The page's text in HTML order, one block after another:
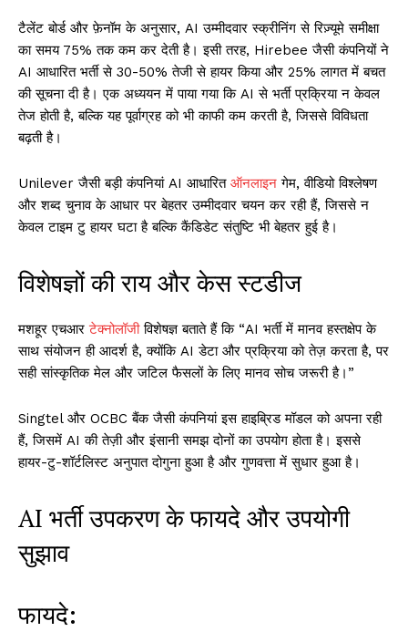
टैलेंट बोर्ड और फ़ेनॉम के अनुसार, AI उम्मीदवार स्क्रीनिंग से रिज़्यूमे समीक्षा
का समय 75% तक कम कर देती है। इसी तरह, Hirebee जैसी कंपनियों ने
AI आधारित भर्ती से 30-50% तेजी से हायर किया और 25% लागत में बचत
की सूचना दी है। एक अध्ययन में पाया गया कि AI से भर्ती प्रक्रिया न केवल
तेज होती है, बल्कि यह पूर्वाग्रह को भी काफी कम करती है, जिससे विविधता
बढ़ती है।
Unilever जैसी बड़ी कंपनियां AI आधारित ऑनलाइन गेम, वीडियो विश्लेषण
और शब्द चुनाव के आधार पर बेहतर उम्मीदवार चयन कर रही हैं, जिससे न
केवल टाइम टु हायर घटा है बल्कि कैंडिडेट संतुष्टि भी बेहतर हुई है।
विशेषज्ञों की राय और केस स्टडीज
मशहूर एचआरटेक्नोलॉजीविशेषज्ञ बताते हैं कि “AI भर्ती में मानव हस्तक्षेप के
साथ संयोजन ही आदर्श है, क्योंकि AI डेटा और प्रक्रिया को तेज़ करता है, पर
सही सांस्कृतिक मेल और जटिल फैसलों के लिए मानव सोच जरूरी है।”
Singtel और OCBC बैंक जैसी कंपनियां इस हाइब्रिड मॉडल को अपना रही
हैं, जिसमें AI की तेज़ी और इंसानी समझ दोनों का उपयोग होता है। इससे
हायर-टु-शॉर्टलिस्ट अनुपात दोगुना हुआ है और गुणवत्ता में सुधार हुआ है।
AI भर्ती उपकरण के फायदे और उपयोगी
सुझाव
फायदे: